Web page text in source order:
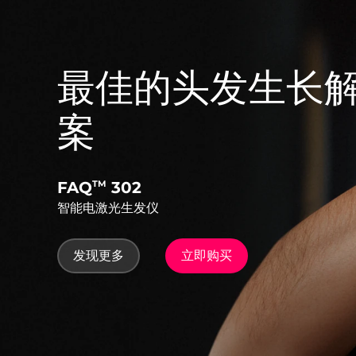
最佳的头发生长
案
FAQTM 302
智能电激光生发仪
发现更多 立即购买